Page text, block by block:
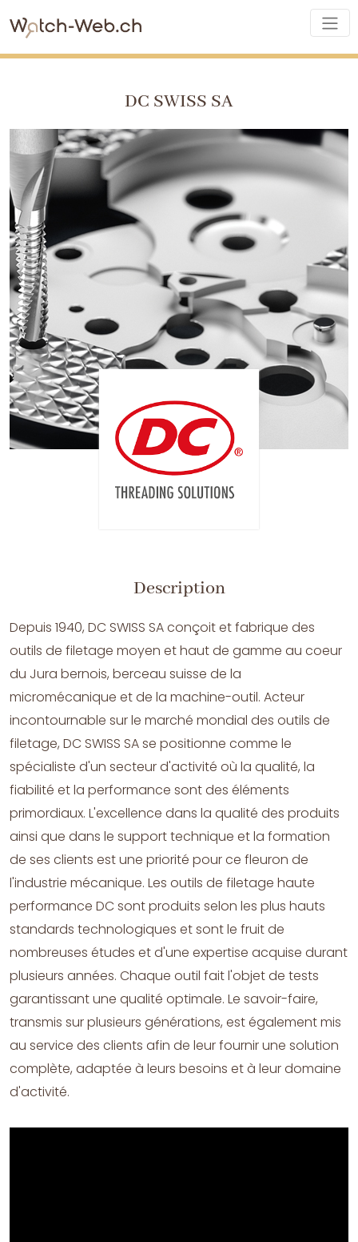
DC SWISS SA
Description
Depuis 1940, DC SWISS SA conçoit et fabrique des
outils de filetage moyen et haut de gamme au coeur
du Jura bernois, berceau suisse de la
micromécanique et de la machine-outil. Acteur
incontournable sur le marché mondial des outils de
filetage, DC SWISS SA se positionne comme le
spécialiste d'un secteur d'activité où la qualité, la
fiabilité et la performance sont des éléments
primordiaux. L'excellence dans la qualité des produits
ainsi que dans le support technique et la formation
de ses clients est une priorité pour ce fleuron de
l'industrie mécanique. Les outils de filetage haute
performance DC sont produits selon les plus hauts
standards technologiques et sont le fruit de
nombreuses études et d'une expertise acquise durant
plusieurs années. Chaque outil fait l'objet de tests
garantissant une qualité optimale. Le savoir-faire,
transmis sur plusieurs générations, est également mis
au service des clients afin de leur fournir une solution
complète, adaptée à leurs besoins et à leur domaine
d'activité.